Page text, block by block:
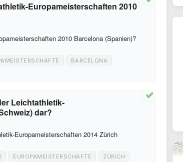
Europameisterschaften 2010
2010 Barcelona (Spanien)?
BARCELONA
Leichtathletik-
dar?
Europameisterschaften 2014 Zürich
EUROPAMEISTERSCHAFTE ZÜRICH